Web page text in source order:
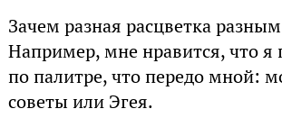
Зачем разная расцветка
Например, мне нравится, что я
по палитре, что передо мной:
советы или Эгея.